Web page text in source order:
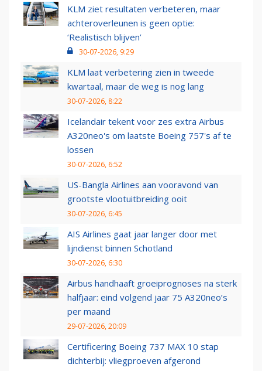
KLM ziet resultaten verbeteren, maar
achteroverleunen is geen optie:
‘Realistisch blijven’
30-07-2026, 9:29
KLM laat verbetering zien in tweede
kwartaal, maar de weg is nog lang
30-07-2026, 8:22
Icelandair tekent voor zes extra Airbus
A320neo's om laatste Boeing 757's af te
lossen
30-07-2026, 6:52
US-Bangla Airlines aan vooravond van
grootste vlootuitbreiding ooit
30-07-2026, 6:45
AIS Airlines gaat jaar langer door met
lijndienst binnen Schotland
30-07-2026, 6:30
Airbus handhaaft groeiprognoses na sterk
halfjaar: eind volgend jaar 75 A320neo’s
per maand
29-07-2026, 20:09
Certificering Boeing 737 MAX 10 stap
dichterbij: vliegproeven afgerond